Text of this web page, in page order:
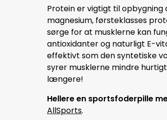
Protein er vigtigt til opbygning
magnesium, førsteklasses
sørge for at musklerne kan
antioxidanter og naturligt E-
effektivt som den syntetiske
syrer musklerne mindre
længere!
Hellere en sportsfoderpille
AllSports.